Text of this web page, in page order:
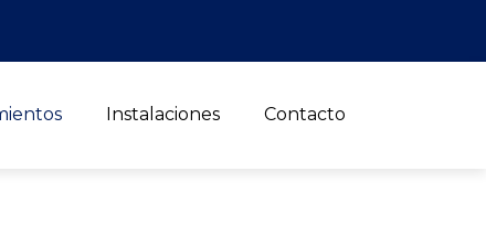
Instalaciones Contacto